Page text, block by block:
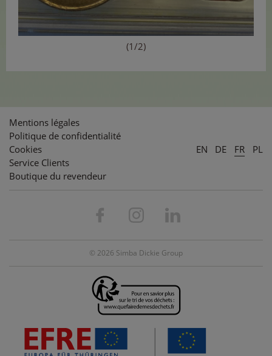
(1/2)
Mentions légales
Politique de confidentialité
Cookies
Service Clients
Boutique du revendeur
EN DE FR PL
© 2026 Simba Dickie Group